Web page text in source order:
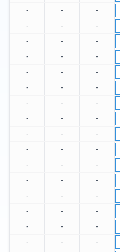
-
- -
-
- -
-
- -
-
- -
-
- -
-
- -
-
- -
-
- -
-
- -
-
- -
-
- -
-
- -
-
- -
-
- -
-
- -
-
- -